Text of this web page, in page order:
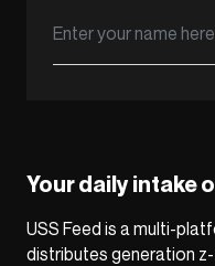
Your daily intake
USS Feed is a multi-
distributes generation